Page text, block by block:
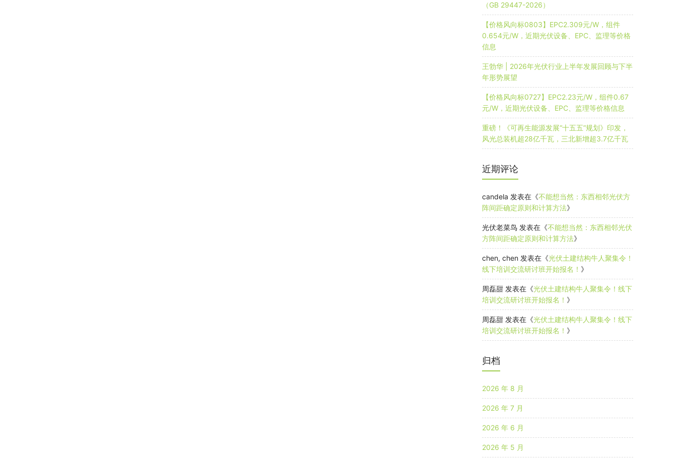
（GB 29447-2026）
【价格风向标0803】EPC2.309元/W，组件
0.654元/W，近期光伏设备、EPC、监理等价格
信息
王勃华 | 2026年光伏行业上半年发展回顾与下半
年形势展望
【价格风向标0727】EPC2.23元/W，组件0.67
元/W，近期光伏设备、EPC、监理等价格信息
重磅！《可再生能源发展“十五五”规划》印发，
风光总装机超28亿千瓦，三北新增超3.7亿千瓦
近期评论
candela 发表在《不能想当然：东西相邻光伏方
阵间距确定原则和计算方法》
光伏老菜鸟 发表在《不能想当然：东西相邻光伏
方阵间距确定原则和计算方法》
chen, chen 发表在《光伏土建结构牛人聚集令！
线下培训交流研讨班开始报名！ 》
周磊甜 发表在《光伏土建结构牛人聚集令！线下
培训交流研讨班开始报名！ 》
周磊甜 发表在《光伏土建结构牛人聚集令！线下
培训交流研讨班开始报名！ 》
归档
2026 年 8 月
2026 年 7 月
2026 年 6 月
2026 年 5 月